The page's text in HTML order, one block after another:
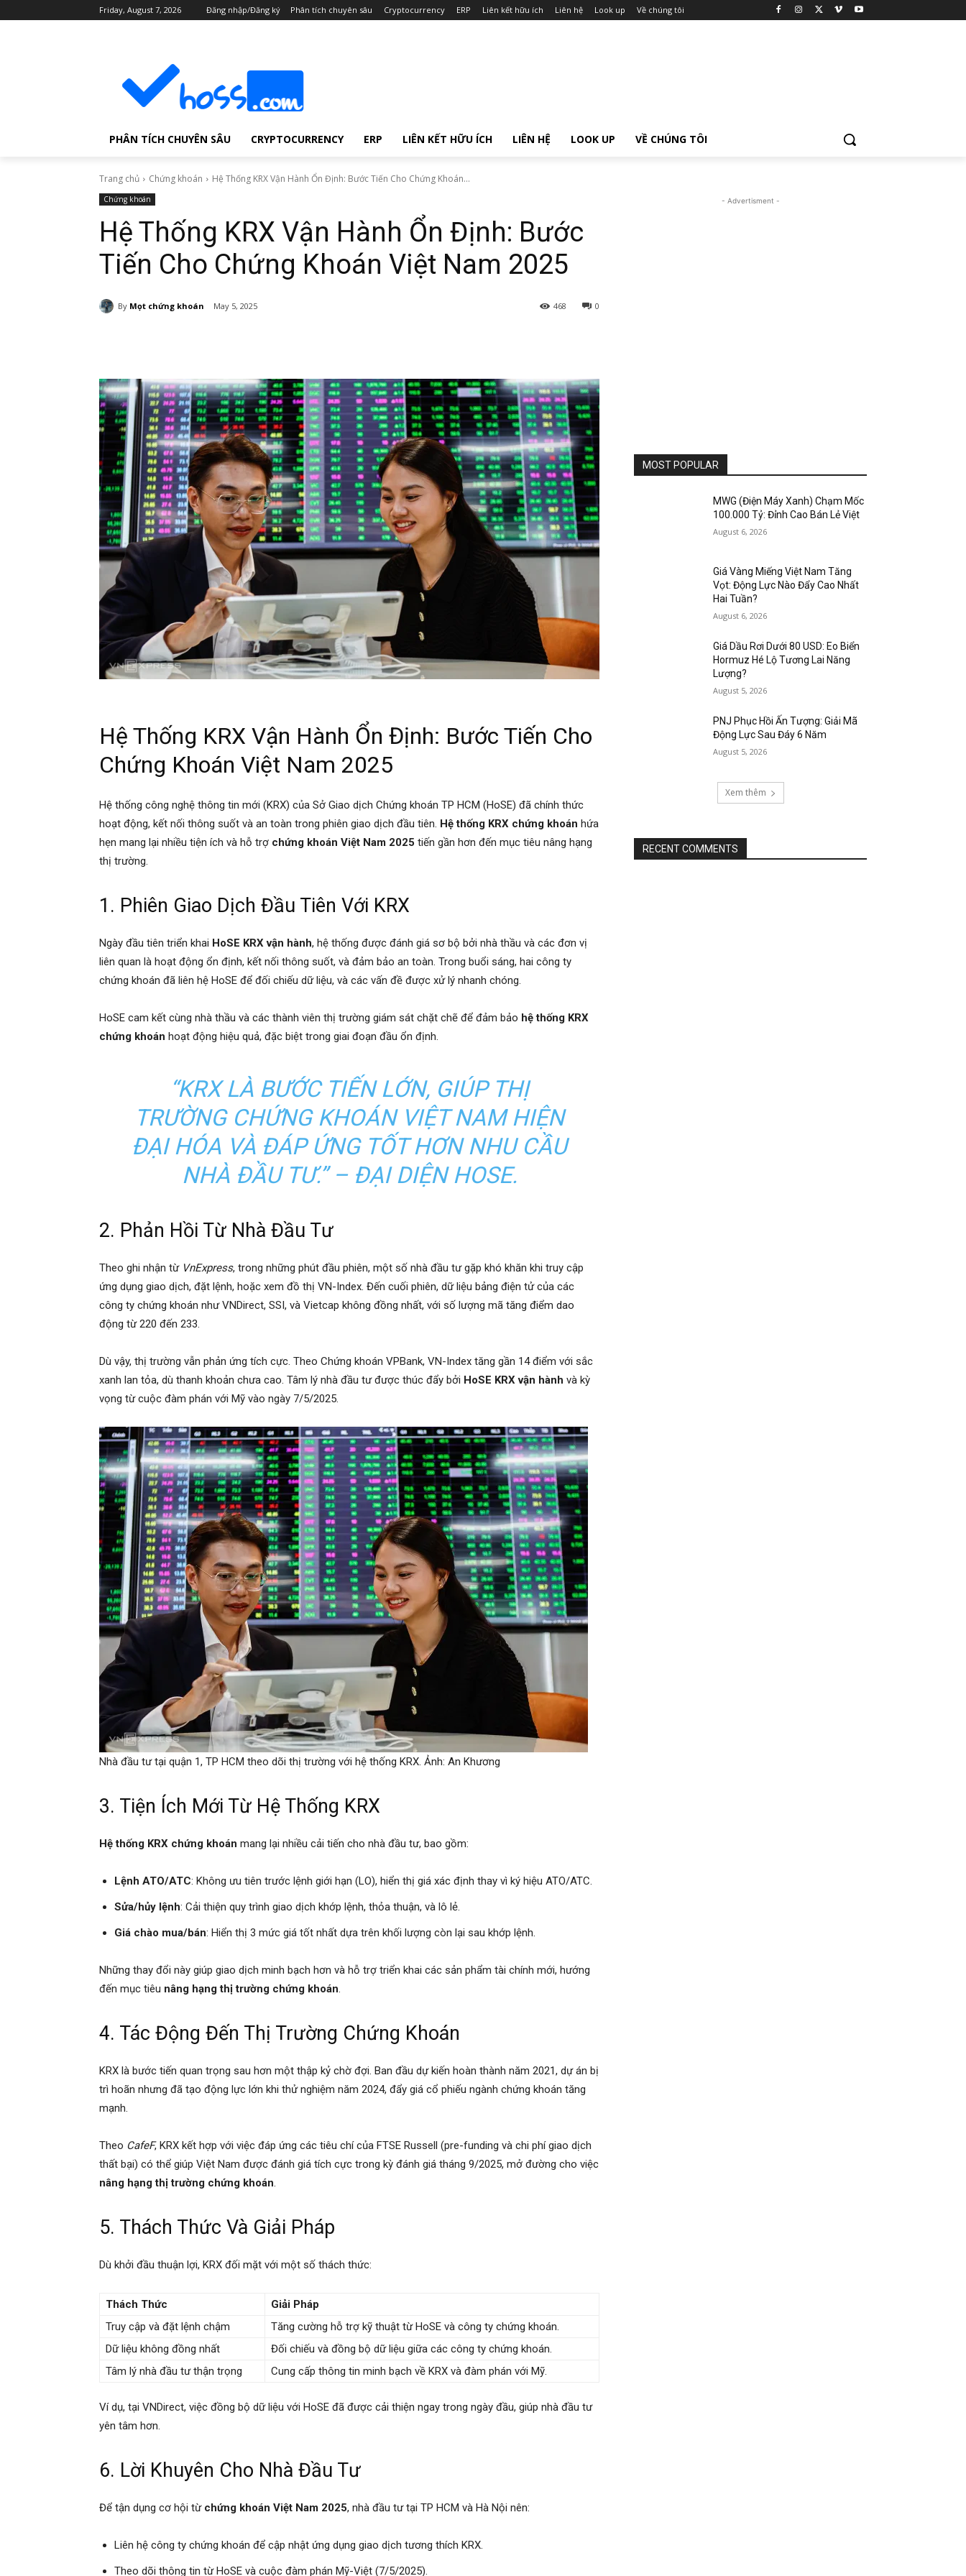
Friday, August 7, 2026 Đăng nhập/Đăng ký Phân tích chuyên sâu Cryptocurrency ERP Liên kết hữu ích Liên hệ Look up Về chúng tôi
PHÂN TÍCH CHUYÊN SÂU CRYPTOCURRENCY ERP LIÊN KẾT HỮU ÍCH LIÊN HỆ LOOK UP VỀ CHÚNG TÔI
Trang chủ Chứng khoán Hệ Thống KRX Vận Hành Ổn Định: Bước Tiến Cho Chứng Khoán...
Chứng khoán
Hệ Thống KRX Vận Hành Ổn Định: Bước
Tiến Cho Chứng Khoán Việt Nam 2025
By Mọt chứng khoán May 5, 2025 0
468
Hệ Thống KRX Vận Hành Ổn Định: Bước Tiến Cho
Chứng Khoán Việt Nam 2025
Hệ thống công nghệ thông tin mới (KRX) của Sở Giao dịch Chứng khoán TP HCM (HoSE) đã chính thức
hoạt động, kết nối thông suốt và an toàn trong phiên giao dịch đầu tiên. Hệ thống KRX chứng khoán hứa
hẹn mang lại nhiều tiện ích và hỗ trợ chứng khoán Việt Nam 2025 tiến gần hơn đến mục tiêu nâng hạng
thị trường.
1. Phiên Giao Dịch Đầu Tiên Với KRX
Ngày đầu tiên triển khai HoSE KRX vận hành, hệ thống được đánh giá sơ bộ bởi nhà thầu và các đơn vị
liên quan là hoạt động ổn định, kết nối thông suốt, và đảm bảo an toàn. Trong buổi sáng, hai công ty
chứng khoán đã liên hệ HoSE để đối chiếu dữ liệu, và các vấn đề được xử lý nhanh chóng.
HoSE cam kết cùng nhà thầu và các thành viên thị trường giám sát chặt chẽ để đảm bảo hệ thống KRX
chứng khoán hoạt động hiệu quả, đặc biệt trong giai đoạn đầu ổn định.
“KRX LÀ BƯỚC TIẾN LỚN, GIÚP THỊ
TRƯỜNG CHỨNG KHOÁN VIỆT NAM HIỆN
ĐẠI HÓA VÀ ĐÁP ỨNG TỐT HƠN NHU CẦU
NHÀ ĐẦU TƯ.” – ĐẠI DIỆN HOSE.
2. Phản Hồi Từ Nhà Đầu Tư
Theo ghi nhận từ VnExpress, trong những phút đầu phiên, một số nhà đầu tư gặp khó khăn khi truy cập
ứng dụng giao dịch, đặt lệnh, hoặc xem đồ thị VN-Index. Đến cuối phiên, dữ liệu bảng điện tử của các
công ty chứng khoán như VNDirect, SSI, và Vietcap không đồng nhất, với số lượng mã tăng điểm dao
động từ 220 đến 233.
Dù vậy, thị trường vẫn phản ứng tích cực. Theo Chứng khoán VPBank, VN-Index tăng gần 14 điểm với sắc
xanh lan tỏa, dù thanh khoản chưa cao. Tâm lý nhà đầu tư được thúc đẩy bởi HoSE KRX vận hành và kỳ
vọng từ cuộc đàm phán với Mỹ vào ngày 7/5/2025.
Nhà đầu tư tại quận 1, TP HCM theo dõi thị trường với hệ thống KRX. Ảnh: An Khương
3. Tiện Ích Mới Từ Hệ Thống KRX
Hệ thống KRX chứng khoán mang lại nhiều cải tiến cho nhà đầu tư, bao gồm:
Lệnh ATO/ATC: Không ưu tiên trước lệnh giới hạn (LO), hiển thị giá xác định thay vì ký hiệu ATO/ATC.
Sửa/hủy lệnh: Cải thiện quy trình giao dịch khớp lệnh, thỏa thuận, và lô lẻ.
Giá chào mua/bán: Hiển thị 3 mức giá tốt nhất dựa trên khối lượng còn lại sau khớp lệnh.
Những thay đổi này giúp giao dịch minh bạch hơn và hỗ trợ triển khai các sản phẩm tài chính mới, hướng
đến mục tiêu nâng hạng thị trường chứng khoán.
4. Tác Động Đến Thị Trường Chứng Khoán
KRX là bước tiến quan trọng sau hơn một thập kỷ chờ đợi. Ban đầu dự kiến hoàn thành năm 2021, dự án bị
trì hoãn nhưng đã tạo động lực lớn khi thử nghiệm năm 2024, đẩy giá cổ phiếu ngành chứng khoán tăng
mạnh.
Theo CafeF, KRX kết hợp với việc đáp ứng các tiêu chí của FTSE Russell (pre-funding và chi phí giao dịch
thất bại) có thể giúp Việt Nam được đánh giá tích cực trong kỳ đánh giá tháng 9/2025, mở đường cho việc
nâng hạng thị trường chứng khoán.
5. Thách Thức Và Giải Pháp
Dù khởi đầu thuận lợi, KRX đối mặt với một số thách thức:
Thách Thức
Giải Pháp
Truy cập và đặt lệnh chậm
Tăng cường hỗ trợ kỹ thuật từ HoSE và công ty chứng khoán.
Dữ liệu không đồng nhất
Đối chiếu và đồng bộ dữ liệu giữa các công ty chứng khoán.
Tâm lý nhà đầu tư thận trọng
Cung cấp thông tin minh bạch về KRX và đàm phán với Mỹ.
Ví dụ, tại VNDirect, việc đồng bộ dữ liệu với HoSE đã được cải thiện ngay trong ngày đầu, giúp nhà đầu tư
yên tâm hơn.
6. Lời Khuyên Cho Nhà Đầu Tư
Để tận dụng cơ hội từ chứng khoán Việt Nam 2025, nhà đầu tư tại TP HCM và Hà Nội nên:
Liên hệ công ty chứng khoán để cập nhật ứng dụng giao dịch tương thích KRX.
Theo dõi thông tin từ HoSE và cuộc đàm phán Mỹ-Việt (7/5/2025).
- Advertisment -
MOST POPULAR
MWG (Điện Máy Xanh) Chạm Mốc
100.000 Tỷ: Đỉnh Cao Bán Lẻ Việt
August 6, 2026
Giá Vàng Miếng Việt Nam Tăng
Vọt: Động Lực Nào Đẩy Cao Nhất
Hai Tuần?
August 6, 2026
Giá Dầu Rơi Dưới 80 USD: Eo Biển
Hormuz Hé Lộ Tương Lai Năng
Lượng?
August 5, 2026
PNJ Phục Hồi Ấn Tượng: Giải Mã
Động Lực Sau Đáy 6 Năm
August 5, 2026
Xem thêm
RECENT COMMENTS